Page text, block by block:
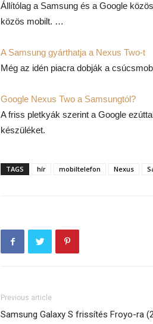
Állítólag a Samsung és a Google
közös mobilt. …
A Samsung gyárthatja a Nexus Two-t
Még az idén piacra dobják a
Google Nexus Two a Samsungtól?
A friss pletkyák szerint a Google
készüléket.
TAGS hír mobiltelefon Nexus
Previous article
Samsung Galaxy S frissítés Froyo-ra